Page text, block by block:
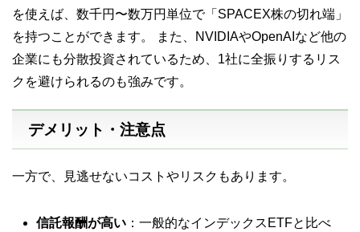
を使えば、数千円〜数万円単位で「SPACEX株の切れ端」
を持つことができます。 また、NVIDIAやOpenAIなど他の
企業にも分散投資されているため、1社に全振りするリス
クを避けられるのも強みです。
デメリット・注意点
一方で、見逃せないコストやリスクもあります。
信託報酬が高い ：一般的なインデックスETFと比べ